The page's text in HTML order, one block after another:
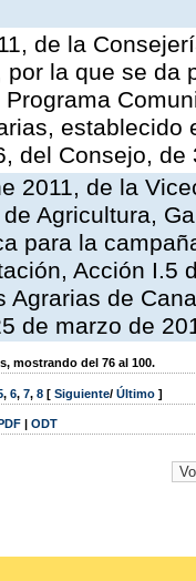
de la
por la que se da
del Consejo,
2011, de la
Agricultura,
para la
Acción I.5
Agrarias de
de marzo de
mostrando del 76 al 100.
, 6, 7, 8 [ Siguiente/ Último ]
| ODT